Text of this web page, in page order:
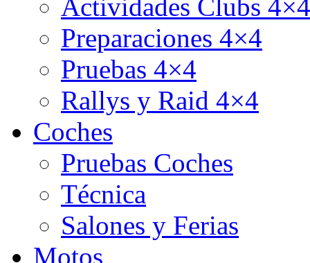
Actividades Clubs 4×4
Preparaciones 4×4
Pruebas 4×4
Rallys y Raid 4×4
Coches
Pruebas Coches
Técnica
Salones y Ferias
Motos